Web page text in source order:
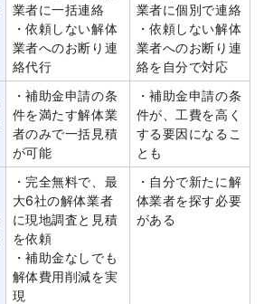
業者に一括連絡
・依頼しない解体
業者へのお断り連
絡代行
業者に個別で連絡
・依頼しない解体
業者へのお断り連
絡を自分で対応
・補助金申請の条
件を満たす解体業
者のみで一括見積
が可能
・補助金申請の条
件が、工費を高く
する要因になるこ
とも
・完全無料で、最
大6社の解体業者
に現地調査と見積
を依頼
・補助金なしでも
解体費用削減を実
現
・自分で新たに解
体業者を探す必要
がある